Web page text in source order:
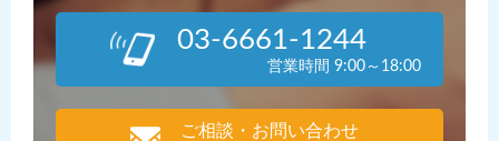
03-6661-1244
営業時間 9:00～18:00
ご相談・お問い合わせ